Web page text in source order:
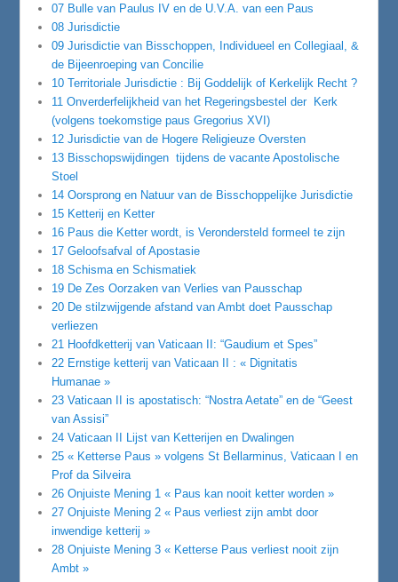
07 Bulle van Paulus IV en de U.V.A. van een Paus
08 Jurisdictie
09 Jurisdictie van Bisschoppen, Individueel en Collegiaal, &
de Bijeenroeping van Concilie
10 Territoriale Jurisdictie : Bij Goddelijk of Kerkelijk Recht ?
11 Onverderfelijkheid van het Regeringsbestel der Kerk
(volgens toekomstige paus Gregorius XVI)
12 Jurisdictie van de Hogere Religieuze Oversten
13 Bisschopswijdingen tijdens de vacante Apostolische
Stoel
14 Oorsprong en Natuur van de Bisschoppelijke Jurisdictie
15 Ketterij en Ketter
16 Paus die Ketter wordt, is Verondersteld formeel te zijn
17 Geloofsafval of Apostasie
18 Schisma en Schismatiek
19 De Zes Oorzaken van Verlies van Pausschap
20 De stilzwijgende afstand van Ambt doet Pausschap
verliezen
21 Hoofdketterij van Vaticaan II: “Gaudium et Spes”
22 Ernstige ketterij van Vaticaan II : « Dignitatis
Humanae »
23 Vaticaan II is apostatisch: “Nostra Aetate” en de “Geest
van Assisi”
24 Vaticaan II Lijst van Ketterijen en Dwalingen
25 « Ketterse Paus » volgens St Bellarminus, Vaticaan I en
Prof da Silveira
26 Onjuiste Mening 1 « Paus kan nooit ketter worden »
27 Onjuiste Mening 2 « Paus verliest zijn ambt door
inwendige ketterij »
28 Onjuiste Mening 3 « Ketterse Paus verliest nooit zijn
Ambt »